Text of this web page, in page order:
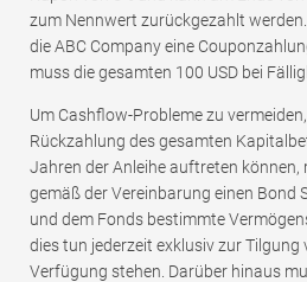
zum Nennwert zurückgezahlt
die ABC Company eine
muss die gesamten 100 USD bei
Um Cashflow-Probleme zu
Rückzahlung des gesamten
Jahren der Anleihe auftreten können,
gemäß der Vereinbarung einen Bond
und dem Fonds bestimmte
dies tun jederzeit exklusiv zur Tilgung
Verfügung stehen. Darüber hinaus